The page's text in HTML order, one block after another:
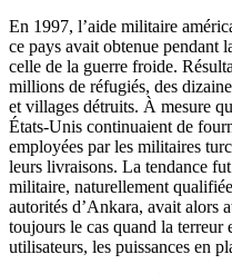
En 1997, l’aide militaire
ce pays avait obtenue pendant
celle de la guerre froide.
millions de réfugiés, des
et villages détruits. À mesure
États-Unis continuaient de
employées par les militaires
leurs livraisons. La tendance
militaire, naturellement
autorités d’Ankara, avait alors
toujours le cas quand la terreur
utilisateurs, les puissances en